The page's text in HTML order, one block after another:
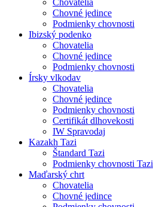
Chovatelia
Chovné jedince
Podmienky chovnosti
Ibizský podenko
Chovatelia
Chovné jedince
Podmienky chovnosti
Írsky vlkodav
Chovatelia
Chovné jedince
Podmienky chovnosti
Certifikát dlhovekosti
IW Spravodaj
Kazakh Tazi
Štandard Tazi
Podmienky chovnosti Tazi
Maďarský chrt
Chovatelia
Chovné jedince